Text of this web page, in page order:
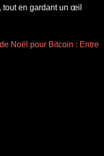
tout en gardant un œil
Noël pour Bitcoin : Entre